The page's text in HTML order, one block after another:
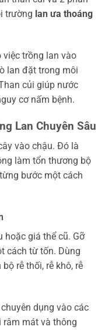
trường lan ưa thoáng
việc trồng lan vào
lan đặt trong môi
củi giúp nước
cơ nấm bệnh.
Lan Chuyên Sâu
vào chậu. Đó là
làm tổn thương bộ
bước một cách
hoặc giá thể cũ. Gỡ
cách từ tốn. Dùng
rễ thối, rễ khô, rễ
chuyên dụng vào các
râm mát và thông